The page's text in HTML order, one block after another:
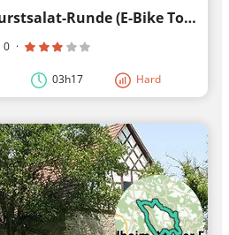
Donaubikeland - Wurstsalat-Runde (E-Bike Tour 8)
0 ·
03h17 Hard